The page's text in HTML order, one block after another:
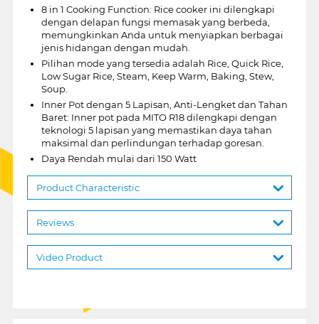
8 in 1 Cooking Function: Rice cooker ini dilengkapi
dengan delapan fungsi memasak yang berbeda,
memungkinkan Anda untuk menyiapkan berbagai
jenis hidangan dengan mudah.
Pilihan mode yang tersedia adalah Rice, Quick Rice,
Low Sugar Rice, Steam, Keep Warm, Baking, Stew,
Soup.
Inner Pot dengan 5 Lapisan, Anti-Lengket dan Tahan
Baret: Inner pot pada MITO R18 dilengkapi dengan
teknologi 5 lapisan yang memastikan daya tahan
maksimal dan perlindungan terhadap goresan.
Daya Rendah mulai dari 150 Watt
Product Characteristic
Reviews
Video Product